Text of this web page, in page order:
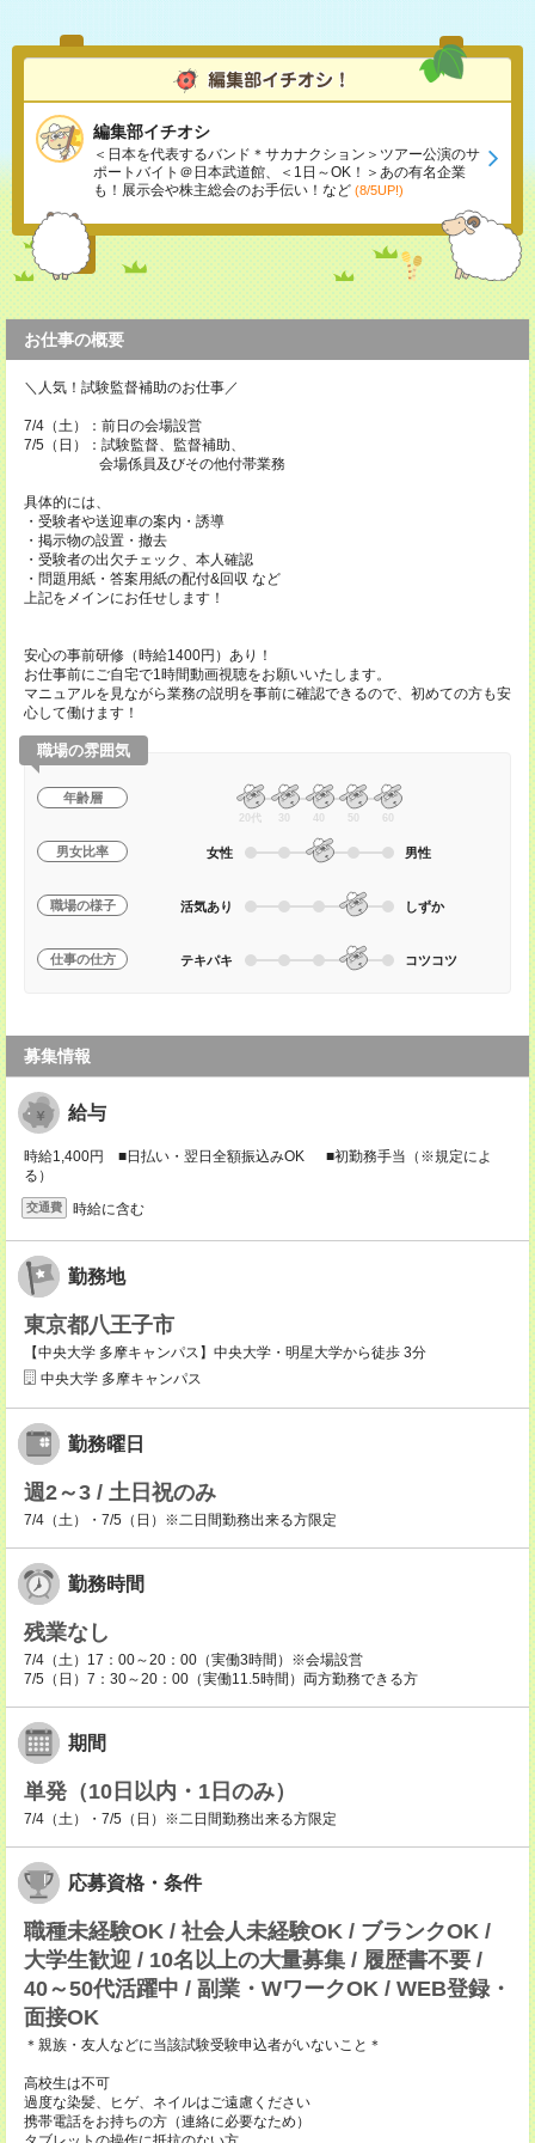
編集部イチオシ
＜日本を代表するバンド＊サカナクション＞ツアー公演のサ
ポートバイト＠日本武道館、＜1日～OK！＞あの有名企業
も！展示会や株主総会のお手伝い！など (8/5UP!)
お仕事の概要
＼人気！試験監督補助のお仕事／
7/4（土）：前日の会場設営
7/5（日）：試験監督、監督補助、
会場係員及びその他付帯業務
具体的には、
・受験者や送迎車の案内・誘導
・掲示物の設置・撤去
・受験者の出欠チェック、本人確認
・問題用紙・答案用紙の配付&回収 など
上記をメインにお任せします！
安心の事前研修（時給1400円）あり！
お仕事前にご自宅で1時間動画視聴をお願いいたします。
マニュアルを見ながら業務の説明を事前に確認できるので、初めての方も安
心して働けます！
職場の雰囲気
年齢層
20代 30 40 50 60
男女比率 女性 男性
職場の様子 活気あり しずか
仕事の仕方 テキパキ コツコツ
募集情報
給与
時給1,400円 ■日払い・翌日全額振込みOK ■初勤務手当（※規定によ
る）
交通費 時給に含む
勤務地
東京都八王子市
【中央大学 多摩キャンパス】中央大学・明星大学から徒歩 3分
中央大学 多摩キャンパス
勤務曜日
週2～3 / 土日祝のみ
7/4（土）・7/5（日）※二日間勤務出来る方限定
勤務時間
残業なし
7/4（土）17：00～20：00（実働3時間）※会場設営
7/5（日）7：30～20：00（実働11.5時間）両方勤務できる方
期間
単発（10日以内・1日のみ）
7/4（土）・7/5（日）※二日間勤務出来る方限定
応募資格・条件
職種未経験OK / 社会人未経験OK / ブランクOK /
大学生歓迎 / 10名以上の大量募集 / 履歴書不要 /
40～50代活躍中 / 副業・WワークOK / WEB登録・
面接OK
＊親族・友人などに当該試験受験申込者がいないこと＊
高校生は不可
過度な染髪、ヒゲ、ネイルはご遠慮ください
携帯電話をお持ちの方（連絡に必要なため）